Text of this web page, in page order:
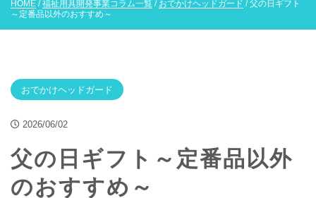
HOME /福祉用具開発事業コラム一覧 / おでかけヘッドガード / 父の日ギフト
～定番品以外のおすすめ～
おでかけヘッドガード
2026/06/02
父の日ギフト～定番品以外
のおすすめ～